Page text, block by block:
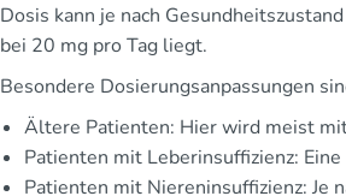
Dosis kann je nach
bei 20 mg pro Tag liegt.
Besondere Dosierungsanpassungen
Ältere Patienten: Hier wird meist
Patienten mit Leberinsuffizienz:
Patienten mit Niereninsuffizienz: Je